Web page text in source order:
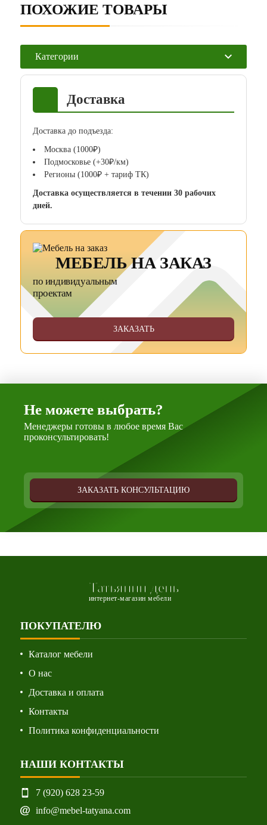
Категории
Доставка
Доставка до подъезда:
Москва (1000₽)
Подмосковье (+30₽/км)
Регионы (1000₽ + тариф ТК)
Доставка осуществляется в течении 30 рабочих
дней.
МЕБЕЛЬ НА ЗАКАЗ
по индивидуальным
проектам
ЗАКАЗАТЬ
ПОХОЖИЕ ТОВАРЫ
Не можете выбрать?
Менеджеры готовы в любое время Вас
проконсультировать!
ЗАКАЗАТЬ КОНСУЛЬТАЦИЮ
Татьянин день
интернет-магазин мебели
ПОКУПАТЕЛЮ
Каталог мебели
О нас
Доставка и оплата
Контакты
Политика конфиденциальности
НАШИ КОНТАКТЫ
7 (920) 628 23-59
info@mebel-tatyana.com